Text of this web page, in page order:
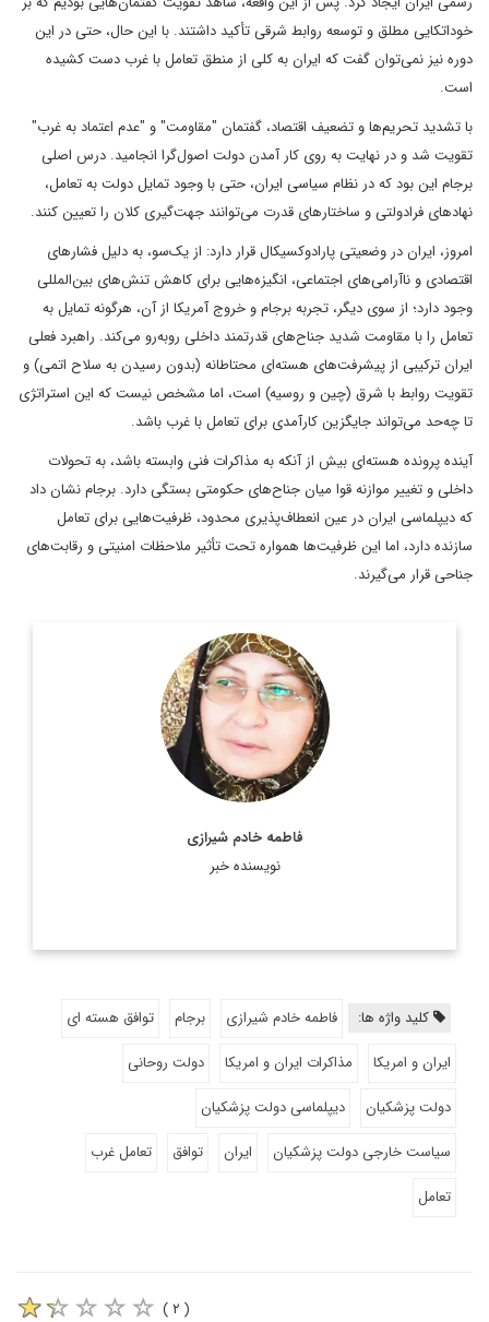
خوداتکایی مطلق و توسعه روابط شرقی تأکید داشتند. با این حال، حتی در این
دوره نیز نمی‌توان گفت که ایران به کلی از منطق تعامل با غرب دست کشیده
است.
با تشدید تحریم‌ها و تضعیف اقتصاد، گفتمان "مقاومت" و "عدم اعتماد به غرب"
تقویت شد و در نهایت به روی کار آمدن دولت اصول‌گرا انجامید. درس اصلی
برجام این بود که در نظام سیاسی ایران، حتی با وجود تمایل دولت به تعامل،
نهادهای فرادولتی و ساختارهای قدرت می‌توانند جهت‌گیری کلان را تعیین کنند.
امروز، ایران در وضعیتی پارادوکسیکال قرار دارد: از یک‌سو، به دلیل فشارهای
اقتصادی و ناآرامی‌های اجتماعی، انگیزه‌هایی برای کاهش تنش‌های بین‌المللی
وجود دارد؛ از سوی دیگر، تجربه برجام و خروج آمریکا از آن، هرگونه تمایل به
تعامل را با مقاومت شدید جناح‌های قدرتمند داخلی روبه‌رو می‌کند. راهبرد فعلی
ایران ترکیبی از پیشرفت‌های هسته‌ای محتاطانه (بدون رسیدن به سلاح اتمی) و
تقویت روابط با شرق (چین و روسیه) است، اما مشخص نیست که این استراتژی
تا چه‌حد می‌تواند جایگزین کارآمدی برای تعامل با غرب باشد.
آینده پرونده هسته‌ای بیش از آنکه به مذاکرات فنی وابسته باشد، به تحولات
داخلی و تغییر موازنه قوا میان جناح‌های حکومتی بستگی دارد. برجام نشان داد
که دیپلماسی ایران در عین انعطاف‌پذیری محدود، ظرفیت‌هایی برای تعامل
سازنده دارد، اما این ظرفیت‌ها همواره تحت تأثیر ملاحظات امنیتی و رقابت‌های
جناحی قرار می‌گیرند.
فاطمه خادم شیرازی
نویسنده خبر
کلید واژه ها: فاطمه خادم شیرازی برجام
توافق هسته ای
ایران و امریکا
مذاکرات ایران و امریکا
دولت روحانی
دولت پزشکیان
دیپلماسی دولت پزشکیان
سیاست خارجی دولت پزشکیان
ایران توافق
تعامل غرب
تعامل
( ۲ )